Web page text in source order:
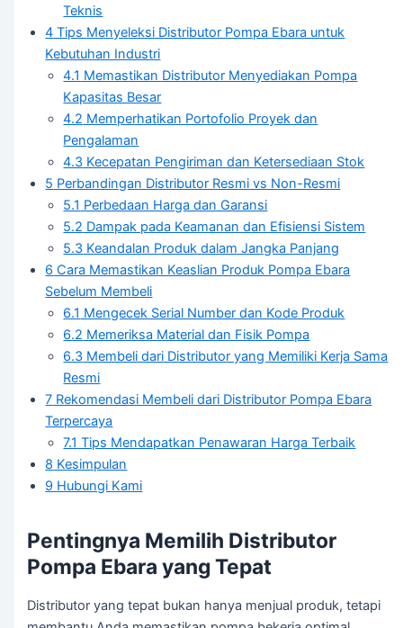
Teknis
4 Tips Menyeleksi Distributor Pompa Ebara untuk
Kebutuhan Industri
4.1 Memastikan Distributor Menyediakan Pompa
Kapasitas Besar
4.2 Memperhatikan Portofolio Proyek dan
Pengalaman
4.3 Kecepatan Pengiriman dan Ketersediaan Stok
5 Perbandingan Distributor Resmi vs Non-Resmi
5.1 Perbedaan Harga dan Garansi
5.2 Dampak pada Keamanan dan Efisiensi Sistem
5.3 Keandalan Produk dalam Jangka Panjang
6 Cara Memastikan Keaslian Produk Pompa Ebara
Sebelum Membeli
6.1 Mengecek Serial Number dan Kode Produk
6.2 Memeriksa Material dan Fisik Pompa
6.3 Membeli dari Distributor yang Memiliki Kerja Sama
Resmi
7 Rekomendasi Membeli dari Distributor Pompa Ebara
Terpercaya
7.1 Tips Mendapatkan Penawaran Harga Terbaik
8 Kesimpulan
9 Hubungi Kami
Pentingnya Memilih Distributor
Pompa Ebara yang Tepat
Distributor yang tepat bukan hanya menjual produk, tetapi